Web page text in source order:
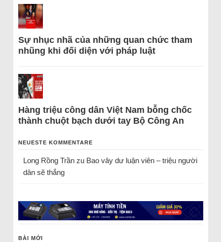
Sự nhục nhã của những quan chức tham
nhũng khi đối diện với pháp luật
Hàng triệu công dân Việt Nam bỗng chốc
thành chuột bạch dưới tay Bộ Công An
NEUESTE KOMMENTARE
Long Rồng Trầnzu Bao vây dư luận viên – triệu người
dân sẽ thắng
BÀI MỚI